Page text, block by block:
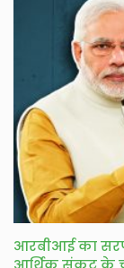
आरबीआई का